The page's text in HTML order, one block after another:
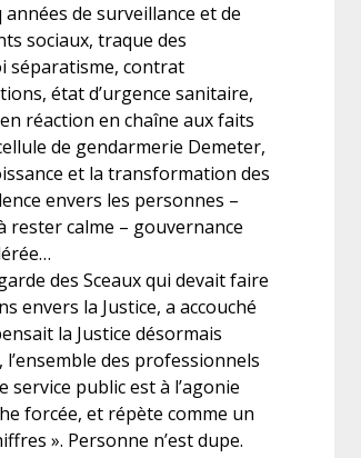
de surveillance et de
sociaux, traque des
séparatisme, contrat
état d’urgence sanitaire,
réaction en chaîne aux faits
de gendarmerie Demeter,
et la transformation des
envers les personnes –
rester calme – gouvernance
des Sceaux qui devait faire
envers la Justice, a accouché
la Justice désormais
des professionnels
public est à l’agonie
forcée, et répète comme un
». Personne n’est dupe.